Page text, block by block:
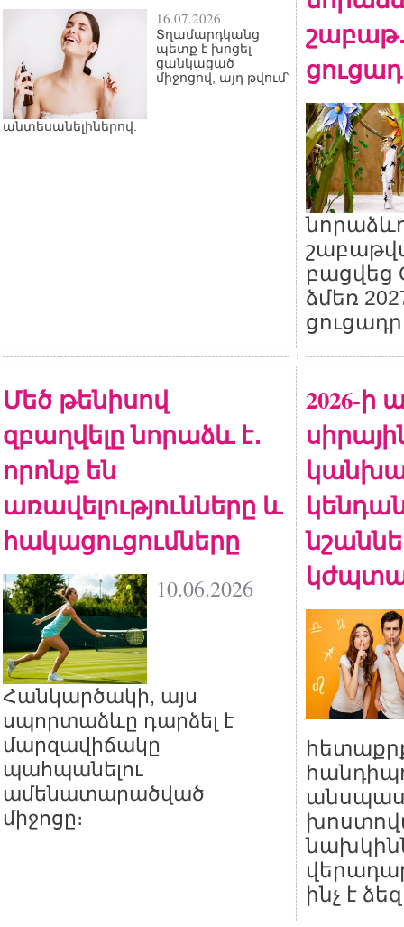
16.07.2026
Տղամարդկանց
պետք է խոցել
ցանկացած
միջոցով, այդ թվում՝
անտեսանելիներով:
շաբաթ․
բացվեց
ձմեռ
Մեծ թենիսով
զբաղվելը նորաձև է․
որոնք են
առավելությունները և
հակացուցումները
10.06.2026
Հանկարծակի, այս
սպորտաձևը դարձել է
մարզավիճակը
պահպանելու
ամենատարածված
միջոցը։
2026-ի
ինչ է